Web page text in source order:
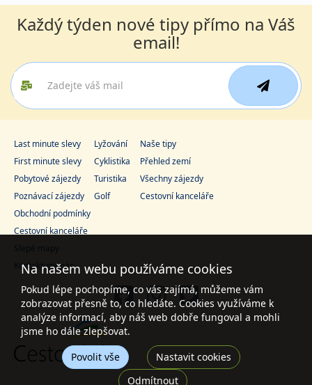
Každý týden nové tipy přímo na Váš
email!
Last minute slevy
First minute slevy
Pobytové zájezdy
Poznávací zájezdy
Lyžování
Cyklistika
Turistika
Golf
Naše tipy
Přehled zemí
Všechny zájezdy
Cestovní kanceláře
Obchodní podmínky
Cestovní kanceláře
Slepé mapy
Kontaktujte nás
Na našem webu používáme cookies
Pokud lépe pochopíme, co vás zajímá, můžeme vám
zobrazovat přesně to, co hledáte. Cookies využíváme k
analýze informací, aby náš web dobře fungoval a mohli
jsme ho dále zlepšovat.
Povolit vše
Nastavit cookies
Odmítnout